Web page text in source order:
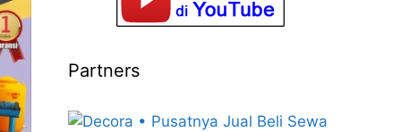
Partners